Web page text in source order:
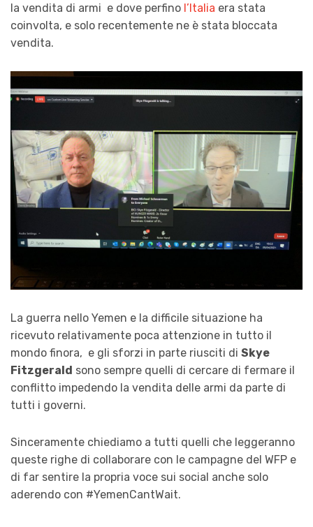
la vendita di armi e dove perfino l’Italia era stata
coinvolta, e solo recentemente ne è stata bloccata
vendita.
La guerra nello Yemen e la difficile situazione ha
ricevuto relativamente poca attenzione in tutto il
mondo finora, e gli sforzi in parte riusciti di Skye
Fitzgerald sono sempre quelli di cercare di fermare il
conflitto impedendo la vendita delle armi da parte di
tutti i governi.
Sinceramente chiediamo a tutti quelli che leggeranno
queste righe di collaborare con le campagne del WFP e
di far sentire la propria voce sui social anche solo
aderendo con #YemenCantWait.